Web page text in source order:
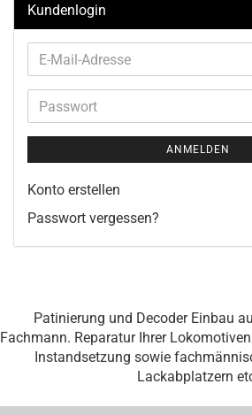
Kundenlogin
E-
Mail-
Adresse
Passwort
ANMELDEN
Konto erstellen
Passwort vergessen?
Patinierung und Decoder Einbau
Fachmann. Reparatur Ihrer
Instandsetzung sowie
Lackabplatzern